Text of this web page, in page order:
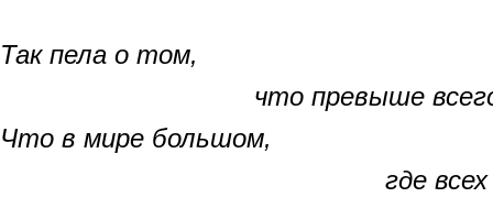
Так пела о том,
что превыше
Что в мире большом,
где всех зол